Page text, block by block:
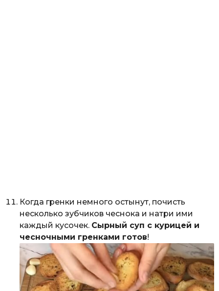
Когда гренки немного остынут, почисть
несколько зубчиков чеснока и натри ими
каждый кусочек. Сырный суп с курицей и
чесночными гренками готов!